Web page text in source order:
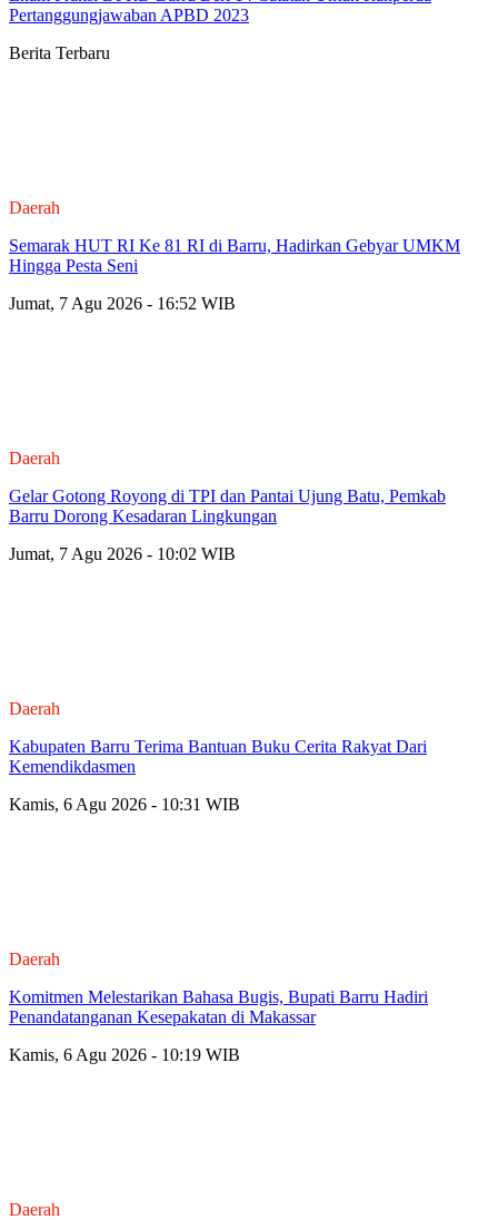
Pertanggungjawaban APBD 2023
Berita Terbaru
Daerah
Semarak HUT RI Ke 81 RI di Barru, Hadirkan Gebyar UMKM
Hingga Pesta Seni
Jumat, 7 Agu 2026 - 16:52 WIB
Daerah
Gelar Gotong Royong di TPI dan Pantai Ujung Batu, Pemkab
Barru Dorong Kesadaran Lingkungan
Jumat, 7 Agu 2026 - 10:02 WIB
Daerah
Kabupaten Barru Terima Bantuan Buku Cerita Rakyat Dari
Kemendikdasmen
Kamis, 6 Agu 2026 - 10:31 WIB
Daerah
Komitmen Melestarikan Bahasa Bugis, Bupati Barru Hadiri
Penandatanganan Kesepakatan di Makassar
Kamis, 6 Agu 2026 - 10:19 WIB
Daerah